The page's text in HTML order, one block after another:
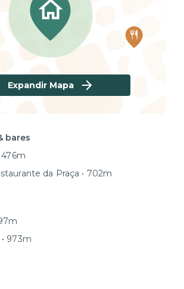
Expandir Mapa
bares
476m
da Praça • 702m
973m